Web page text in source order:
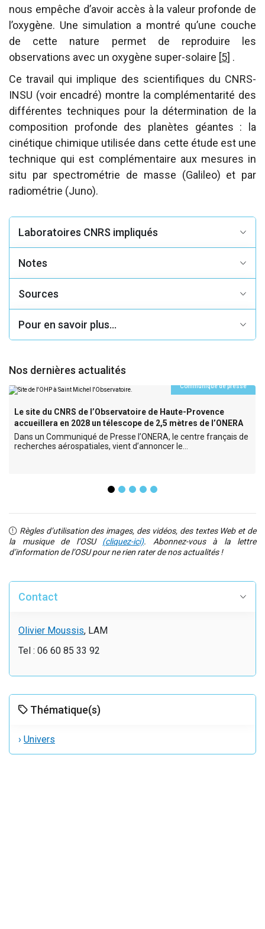
nous empêche d’avoir accès à la valeur profonde de
l’oxygène. Une simulation a montré qu’une couche
de cette nature permet de reproduire les
observations avec un oxygène super-solaire [5] .
Ce travail qui implique des scientifiques du CNRS-
INSU (voir encadré) montre la complémentarité des
différentes techniques pour la détermination de la
composition profonde des planètes géantes : la
cinétique chimique utilisée dans cette étude est une
technique qui est complémentaire aux mesures in
situ par spectrométrie de masse (Galileo) et par
radiométrie (Juno).
Laboratoires CNRS impliqués
Notes
Sources
Pour en savoir plus...
Nos dernières actualités
Communiqué de presse
Le site du CNRS de l’Observatoire de Haute-Provence
accueillera en 2028 un télescope de 2,5 mètres de l’ONERA
Dans un Communiqué de Presse l’ONERA, le centre français de
recherches aérospatiales, vient d’annoncer le…
Règles d’utilisation des images, des vidéos, des textes Web et de
la musique de l’OSU (cliquez-ici). Abonnez-vous à la lettre
d’information de l’OSU pour ne rien rater de nos actualités !
Contact
Olivier Moussis, LAM
Tel : 06 60 85 33 92
Thématique(s)
› Univers